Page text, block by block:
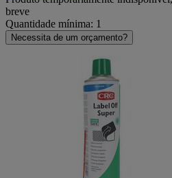
breve
Quantidade mínima: 1
Necessita de um orçamento?